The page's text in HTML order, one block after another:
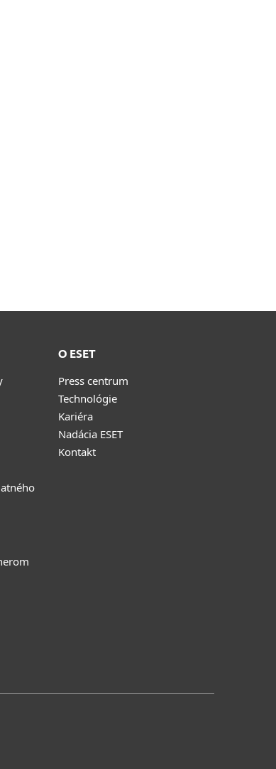
O ESET
Press centrum
Technológie
Kariéra
Nadácia ESET
Kontakt